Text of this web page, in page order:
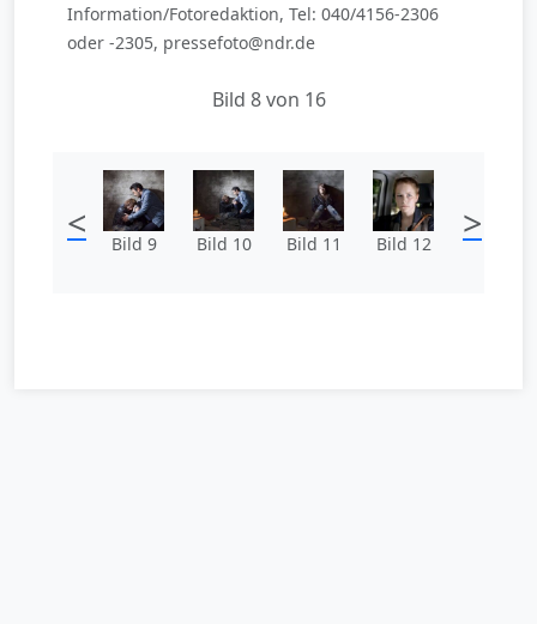
Information/Fotoredaktion, Tel: 040/4156-2306
oder -2305, pressefoto@ndr.de
Bild 8 von 16
< Bild 9 Bild 10 Bild 11 Bild 12 >